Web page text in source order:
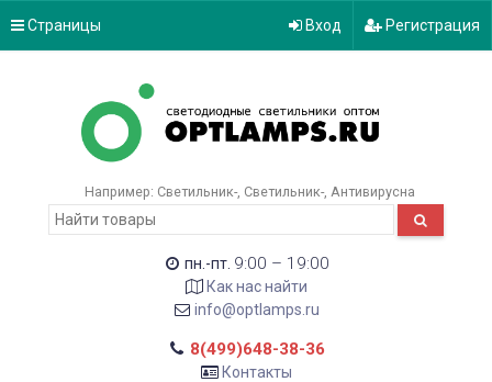
Страницы Вход Регистрация
Например: Светильник- Светильник- Антивирусна
пн.-пт. 9:00 – 19:00
Как нас найти
info@optlamps.ru
8(499)648-38-36
Контакты